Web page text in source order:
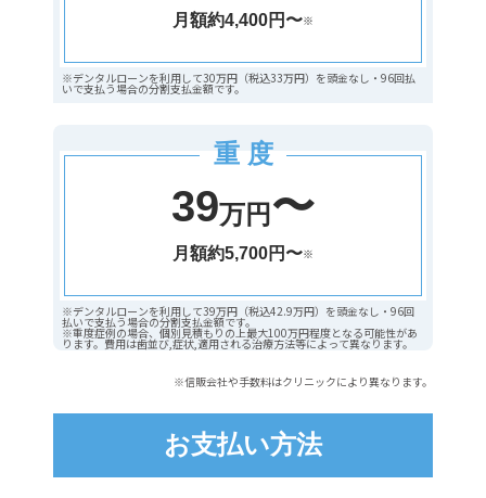
月額約4,400円〜※
※デンタルローンを利用して30万円（税込33万円）を頭金なし・96回払
いで支払う場合の分割支払金額です。
重 度
39万円 〜
月額約5,700円〜※
※デンタルローンを利用して39万円（税込42.9万円）を頭金なし・96回
払いで支払う場合の分割支払金額です。
※重度症例の場合、個別見積もりの上最大100万円程度となる可能性があ
ります。費用は歯並び,症状,適用される治療方法等によって異なります。
※信販会社や手数料はクリニックにより異なります。
お支払い方法